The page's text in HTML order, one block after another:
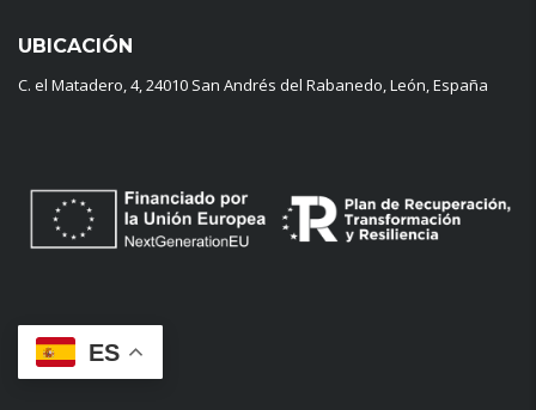
UBICACIÓN
C. el Matadero, 4, 24010 San Andrés del Rabanedo, León, España
ES